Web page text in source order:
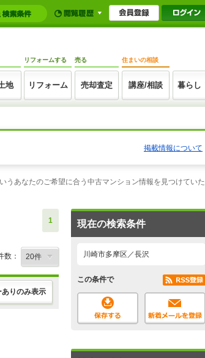
地
リフォームする
リフォーム
売る
売却査定
住まいの相談
講座/相談 暮らし
掲載情報について
うあなたのご希望に合う中古マンション情報を見つけていた
1
数：
ありのみ表示
現在の検索条件
川崎市多摩区／長沢
この条件で